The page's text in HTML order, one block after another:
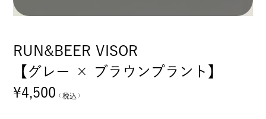
RUN&BEER VISOR
【グレー × ブラウンプラント】
¥4,500 税込